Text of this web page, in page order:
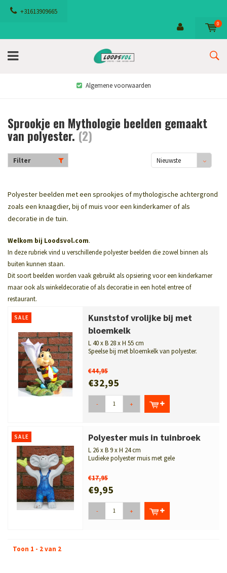
+31613909665
0
Algemene voorwaarden
Sprookje en Mythologie beelden gemaakt
van polyester.(2)
Filter
Nieuwste
Polyester beelden met een sprookjes of mythologische achtergrond
zoals een knaagdier, bij of muis voor een kinderkamer of als
decoratie in de tuin.
Welkom bij Loodsvol.com.
In deze rubriek vind u verschillende polyester beelden die zowel binnen als
buiten kunnen staan.
Dit soort beelden worden vaak gebruikt als opsiering voor een kinderkamer
maar ook als winkeldecoratie of als decoratie in een hotel entree of
restaurant.
SALE
Kunststof vrolijke bij met
bloemkelk
L 40 x B 28 x H 55 cm
Speelse bij met bloemkelk van polyester.
€44,95
€32,95
- +
SALE Polyester muis in tuinbroek
L 26 x B 9 x H 24 cm
Ludieke polyester muis met gele
Weerbestendi...
€17,95
€9,95
- +
Toon 1 - 2 van 2